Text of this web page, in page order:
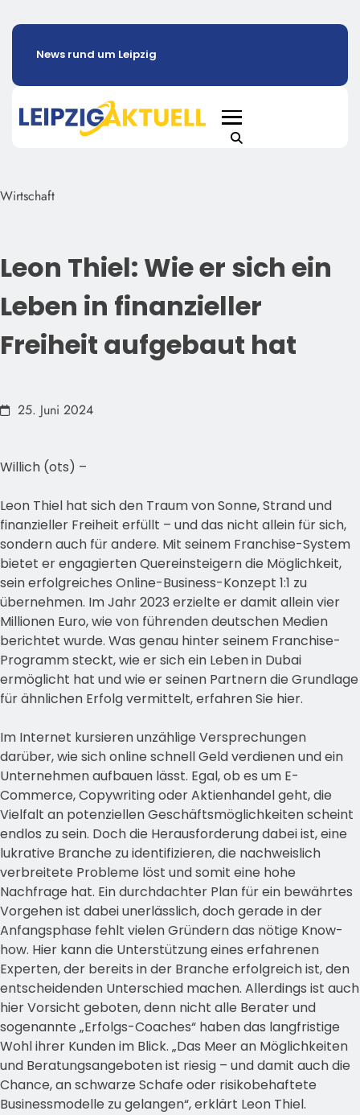
News rund um Leipzig
Wirtschaft
Leon Thiel: Wie er sich ein
Leben in finanzieller
Freiheit aufgebaut hat
25. Juni 2024
Willich (ots) –
Leon Thiel hat sich den Traum von Sonne, Strand und
finanzieller Freiheit erfüllt – und das nicht allein für sich,
sondern auch für andere. Mit seinem Franchise-System
bietet er engagierten Quereinsteigern die Möglichkeit,
sein erfolgreiches Online-Business-Konzept 1:1 zu
übernehmen. Im Jahr 2023 erzielte er damit allein vier
Millionen Euro, wie von führenden deutschen Medien
berichtet wurde. Was genau hinter seinem Franchise-
Programm steckt, wie er sich ein Leben in Dubai
ermöglicht hat und wie er seinen Partnern die Grundlage
für ähnlichen Erfolg vermittelt, erfahren Sie hier.
Im Internet kursieren unzählige Versprechungen
darüber, wie sich online schnell Geld verdienen und ein
Unternehmen aufbauen lässt. Egal, ob es um E-
Commerce, Copywriting oder Aktienhandel geht, die
Vielfalt an potenziellen Geschäftsmöglichkeiten scheint
endlos zu sein. Doch die Herausforderung dabei ist, eine
lukrative Branche zu identifizieren, die nachweislich
verbreitete Probleme löst und somit eine hohe
Nachfrage hat. Ein durchdachter Plan für ein bewährtes
Vorgehen ist dabei unerlässlich, doch gerade in der
Anfangsphase fehlt vielen Gründern das nötige Know-
how. Hier kann die Unterstützung eines erfahrenen
Experten, der bereits in der Branche erfolgreich ist, den
entscheidenden Unterschied machen. Allerdings ist auch
hier Vorsicht geboten, denn nicht alle Berater und
sogenannte „Erfolgs-Coaches“ haben das langfristige
Wohl ihrer Kunden im Blick. „Das Meer an Möglichkeiten
und Beratungsangeboten ist riesig – und damit auch die
Chance, an schwarze Schafe oder risikobehaftete
Businessmodelle zu gelangen“, erklärt Leon Thiel.